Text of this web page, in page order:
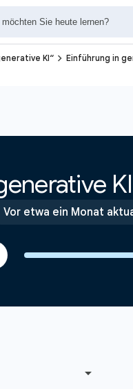
KI“ navigate_next Einführung in
KI
Vor etwa ein Monat